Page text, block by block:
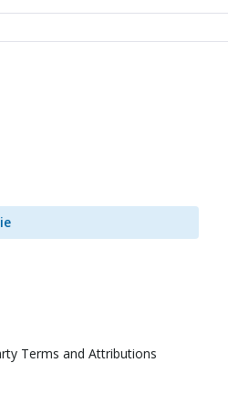
Terms and Attributions